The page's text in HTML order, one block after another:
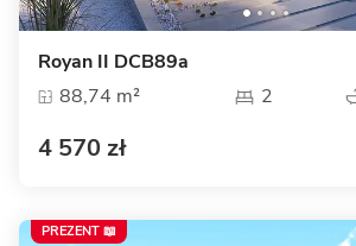
Royan II DCB89a
88,74 m²
2
4 570 zł
PREZENT 📖